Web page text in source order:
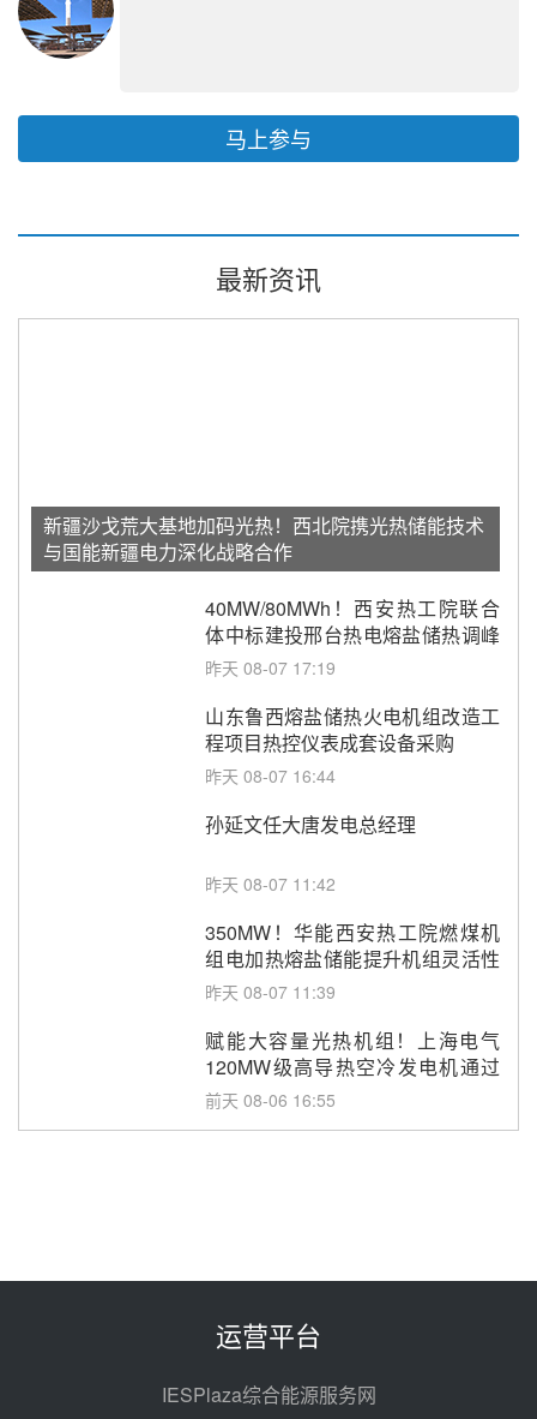
马上参与
最新资讯
新疆沙戈荒大基地加码光热！西北院携光热储能技术
与国能新疆电力深化战略合作
40MW/80MWh！西安热工院联合
体中标建投邢台热电熔盐储热调峰
调频改造EPC项目
昨天 08-07 17:19
山东鲁西熔盐储热火电机组改造工
程项目热控仪表成套设备采购
昨天 08-07 16:44
孙延文任大唐发电总经理
昨天 08-07 11:42
350MW！华能西安热工院燃煤机
组电加热熔盐储能提升机组灵活性
改造项目初步设计第三方评审服务
昨天 08-07 11:39
赋能大容量光热机组！上海电气
120MW级高导热空冷发电机通过
型式试验
前天 08-06 16:55
100MW光工程性能试验采购
光热示范电站二列蒸汽发生器设备
运营平台
IESPlaza综合能源服务网